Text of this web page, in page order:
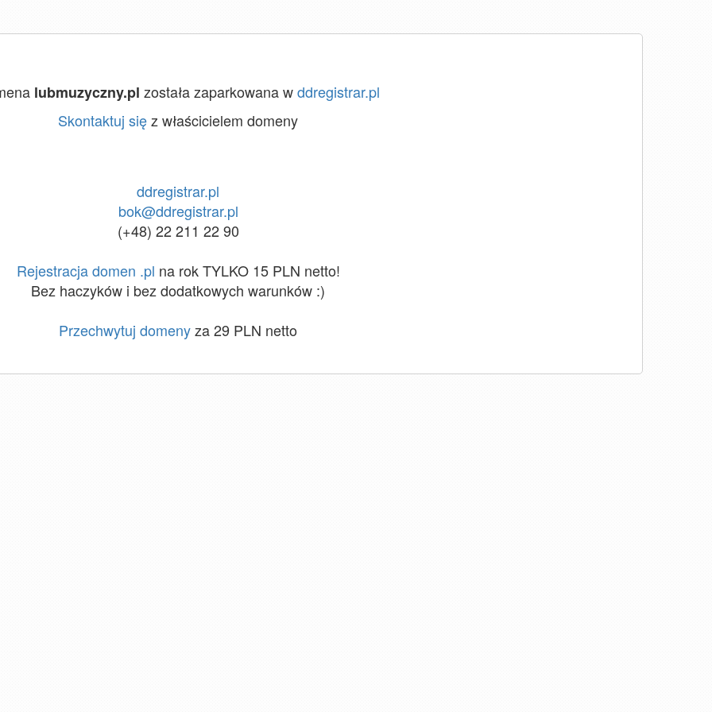
lubmuzyczny.pl została zaparkowana wddregistrar.pl
Skontaktuj sięz właścicielem domeny
ddregistrar.pl
bok@ddregistrar.pl
(+48) 22 211 22 90
Rejestracja domen .pl na rok TYLKO 15 PLN netto!
Bez haczyków i bez dodatkowych warunków :)
Przechwytuj domenyza 29 PLN netto